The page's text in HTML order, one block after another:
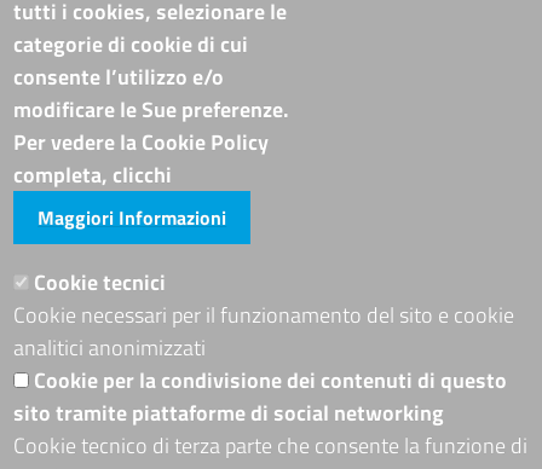
Albo online
Bandi di concorso
Codice disciplinare e codice di condotta
Avvisi e bandi
Piattaforma TRASPARE E ALBO FORNITORI
Avvisi e atti di altre Amministrazioni
Visite totali al portale: 4011611
Siti tematici
ADRION PROGRAMME
Seguici su
tutti i cookies, selezionare le
categorie di cookie di cui
consente l’utilizzo e/o
modificare le Sue preferenze.
Per vedere la Cookie Policy
completa, clicchi
Maggiori Informazioni
Cookie tecnici
Cookie necessari per il funzionamento del sito e cookie
analitici anonimizzati
Cookie per la condivisione dei contenuti di questo
sito tramite piattaforme di social networking
Cookie tecnico di terza parte che consente la funzione di